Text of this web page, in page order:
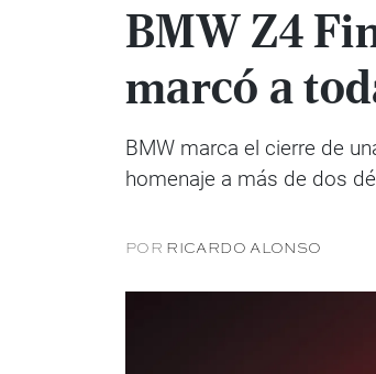
BMW Z4
marcó a
BMW marca el cierre de
homenaje a más de dos
POR RICARDO ALONSO